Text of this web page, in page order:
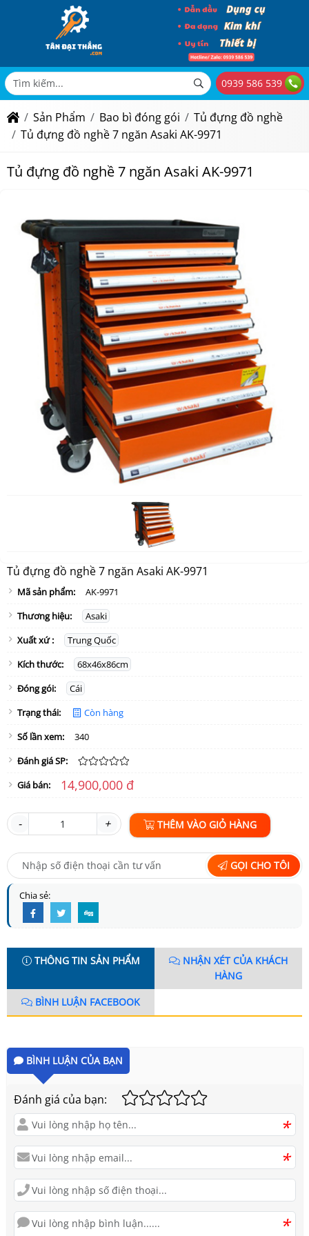
0939 586 539
Sản Phẩm Bao bì đóng gói
Tủ đựng đồ nghề
Tủ đựng đồ nghề 7 ngăn Asaki AK-9971
Tủ đựng đồ nghề 7 ngăn Asaki AK-9971
Tủ đựng đồ nghề 7 ngăn Asaki AK-9971
Mã sản phẩm:
AK-9971
Thương hiệu:
Asaki
Xuất xứ :
Trung Quốc
Kích thước:
68x46x86cm
Đóng gói:
Cái
Trạng thái:
Còn hàng
Số lần xem:
340
Đánh giá SP:
Giá bán:
14,900,000 đ
- + THÊM VÀO GIỎ HÀNG
GỌI CHO TÔI
Chia sẻ:
THÔNG TIN SẢN PHẨM
NHẬN XÉT CỦA KHÁCH
HÀNG
BÌNH LUẬN FACEBOOK
BÌNH LUẬN CỦA BẠN
Đánh giá của bạn:
*
*
*